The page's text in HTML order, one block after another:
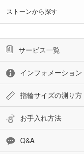
ストーンから探す
サービス一覧
インフォメーション
指輪サイズの測り方
お手入れ方法
Q&A